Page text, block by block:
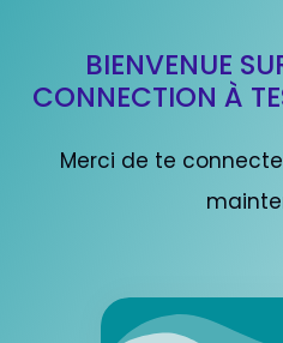
BIENVENUE
CONNECTION À
Merci de te